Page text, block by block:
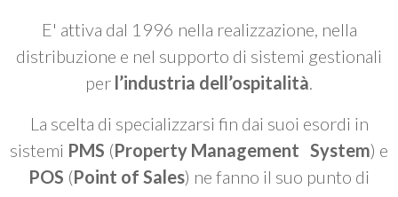
E' attiva dal 1996 nella realizzazione, nella
distribuzione e nel supporto di sistemi gestionali
per l’industria dell’ospitalità
La scelta di specializzarsi fin dai suoi esordi in
sistemi PMS (Property Management System) e
POS (Point of Sales) ne fanno il suo punto di